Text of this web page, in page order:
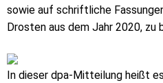
sowie auf schriftliche
Drosten aus dem Jahr 2020, zu
In dieser dpa-Mitteilung heißt